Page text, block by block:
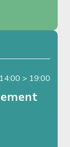
14:00 > 19:00